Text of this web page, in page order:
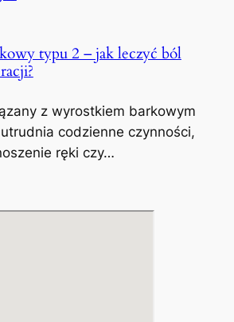
typu 2 – jak leczyć ból
z wyrostkiem barkowym
codzienne czynności,
ręki czy…